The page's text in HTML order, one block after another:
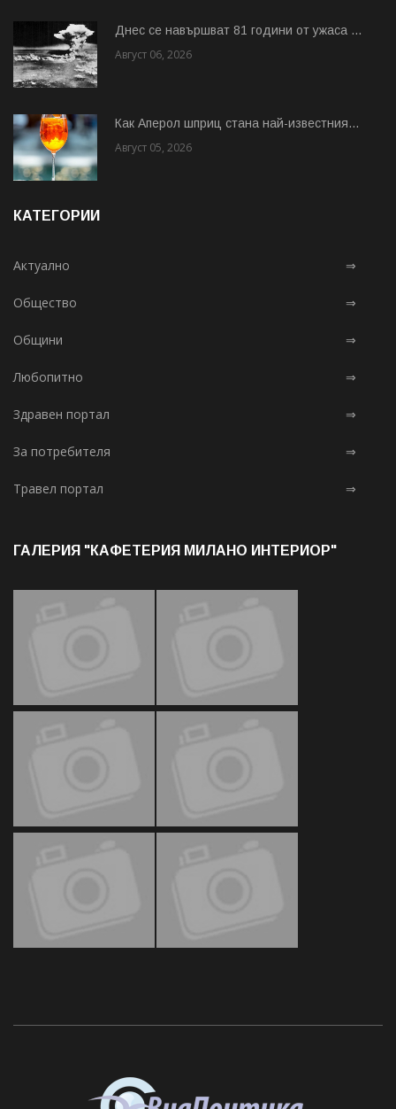
Днес се навършват 81 години от ужаса ...
Август 06, 2026
Как Аперол шприц стана най-известния...
Август 05, 2026
КАТЕГОРИИ
Актуално ⇒
Общество ⇒
Общини ⇒
Любопитно ⇒
Здравен портал ⇒
За потребителя ⇒
Травел портал ⇒
ГАЛЕРИЯ "КАФЕТЕРИЯ МИЛАНО ИНТЕРИОР"